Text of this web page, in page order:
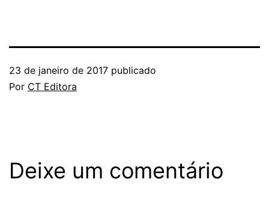
23 de janeiro de 2017 publicado
Por CT Editora
Deixe um comentário